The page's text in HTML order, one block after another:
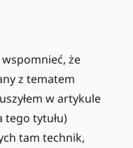
że
z tematem
w artykule
tego tytułu)
tam technik,